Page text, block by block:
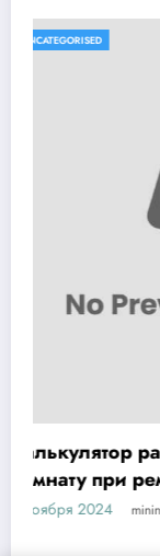
на
4